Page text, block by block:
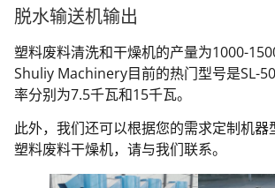
脱水输送机输出
塑料废料清洗和干燥机的产量为1000-
Shuliy Machinery目前的热门型号是SL-
率分别为7.5千瓦和15千瓦。
此外，我们还可以根据您的需求定制机
塑料废料干燥机，请与我们联系。